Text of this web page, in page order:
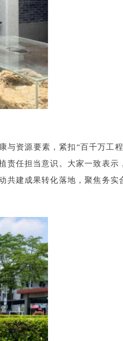
与资源要素，紧扣“百千万工
责任担当意识。大家一致表示
共建成果转化落地，聚焦务实